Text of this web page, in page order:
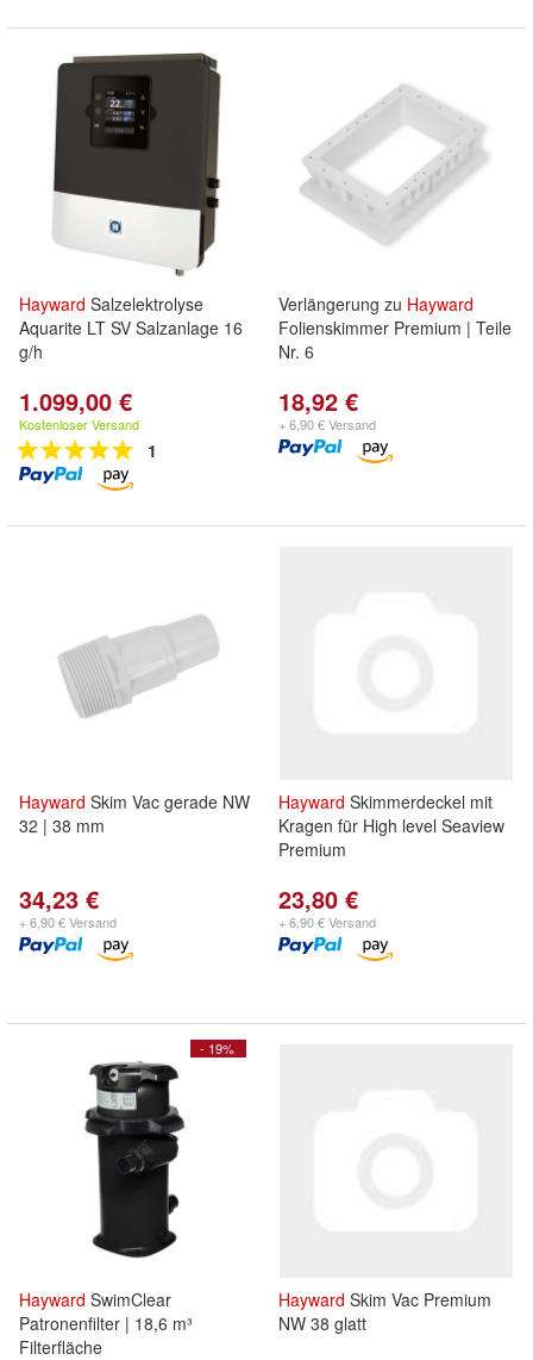
Hayward Salzelektrolyse
Aquarite LT SV Salzanlage 16
g/h
1.099,00 €
Kostenloser Versand
1
Verlängerung zu Hayward
Folienskimmer Premium | Teile
Nr. 6
18,92 €
+ 6,90 € Versand
Hayward Skim Vac gerade NW
32 | 38 mm
34,23 €
+ 6,90 € Versand
Hayward Skimmerdeckel mit
Kragen für High level Seaview
Premium
23,80 €
+ 6,90 € Versand
- 19%
Hayward SwimClear
Patronenfilter | 18,6 m³
Filterfläche
Hayward Skim Vac Premium
NW 38 glatt